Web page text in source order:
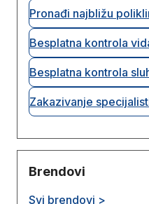
Pronađi najbližu
Besplatna kontrola
Besplatna kontrola
Zakazivanje
Brendovi
Svi brendovi >